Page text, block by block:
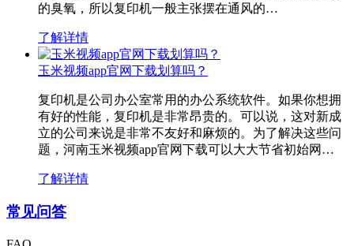
的臭氧，所以复印机一般主张摆在通风的…
了解详情
玉米视频app官网下载划算吗？
复印机是公司办公室常用的办公系统软件。如果你想拥
有好的性能，复印机是非常昂贵的。可以说，这对新成
立的公司来说是非常不友好和麻烦的。为了解决这些问
题，河南玉米视频app官网下载可以大大节省初始网…
了解详情
常见问答